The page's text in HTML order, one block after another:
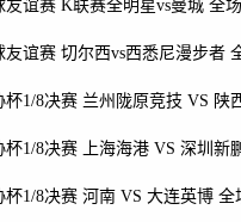
友谊赛 K联赛全明星vs曼城 全
友谊赛 切尔西vs西悉尼漫步者
杯1/8决赛 兰州陇原竞技 VS 陕
杯1/8决赛 上海海港 VS 深圳新
杯1/8决赛 河南 VS 大连英博 全